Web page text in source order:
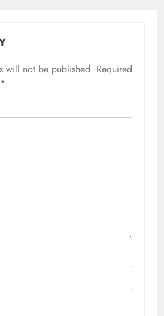
will not be published. Required
*